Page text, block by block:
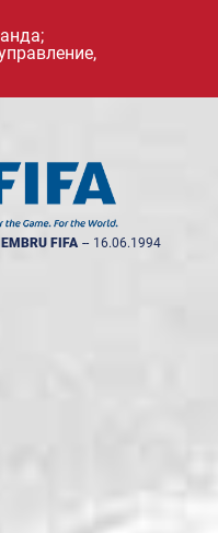
FIFA -- 16.06.1994